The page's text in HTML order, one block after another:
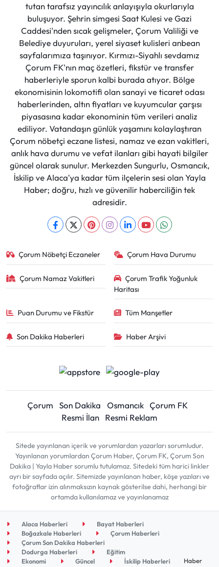
tutan tarafsız yayıncılık anlayışıyla okurlarıyla
buluşuyor. Şehrin simgesi Saat Kulesi ve Gazi
Caddesi'nden sıcak gelişmeler, Çorum Valiliği ve
Belediye duyuruları, yerel siyaset kulisleri anbean
sayfalarımıza taşınıyor. Kırmızı-Siyahlı sevdamız
Çorum FK'nın maç özetleri, fikstür ve transfer
haberleriyle sporun kalbi burada atıyor. Bölge
ekonomisinin lokomotifi olan sanayi ve ticaret odası
haberlerinden, altın fiyatları ve kuyumcular çarşısı
piyasasına kadar ekonominin tüm verileri analiz
ediliyor. Vatandaşın günlük yaşamını kolaylaştıran
Çorum nöbetçi eczane listesi, namaz ve ezan vakitleri,
anlık hava durumu ve vefat ilanları gibi hayati bilgiler
güncel olarak sunulur. Merkezden Sungurlu, Osmancık,
İskilip ve Alaca'ya kadar tüm ilçelerin sesi olan Yayla
Haber; doğru, hızlı ve güvenilir haberciliğin tek
adresidir.
Çorum Nöbetçi Eczaneler Çorum Hava Durumu
Çorum Namaz Vakitleri
Çorum Trafik Yoğunluk
Haritası
Puan Durumu ve Fikstür Tüm Manşetler
Son Dakika Haberleri Haber Arşivi
Çorum Son Dakika Osmancık Çorum FK
Resmi İlan
Resmi Reklam
Sitede yayınlanan içerik ve yorumlardan yazarları sorumludur.
Yayınlanan yorumlardan Çorum Haber, Çorum FK, Çorum Son
Dakika | Yayla Haber sorumlu tutulamaz. Sitedeki tüm harici linkler
ayrı bir sayfada açılır. Sitemizde yayınlanan haber, köşe yazıları ve
fotoğraflar izin alınmaksızın kaynak gösterilse dahi, herhangi bir
ortamda kullanılamaz ve yayınlanamaz
Alaca Haberleri
Bayat Haberleri
Boğazkale Haberleri
Çorum Haberleri
Çorum Son Dakika Haberleri
Dodurga Haberleri
Eğitim
Ekonomi
Güncel
İskilip Haberleri
Haber